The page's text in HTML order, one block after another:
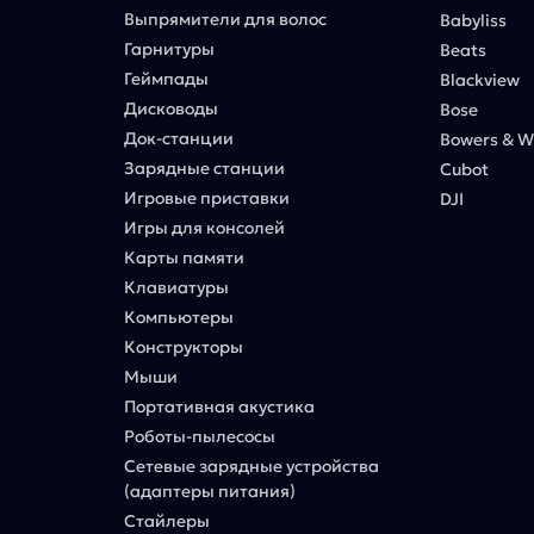
Выпрямители для волос
Гарнитуры
Геймпады
Дисководы
Док-станции
Зарядные станции
Игровые приставки
Игры для консолей
Карты памяти
Клавиатуры
Компьютеры
Конструкторы
Мыши
Портативная акустика
Роботы-пылесосы
Сетевые зарядные устройства
(адаптеры питания)
Стайлеры
Babyliss
Beats
Blackview
Bose
Bowers &
Cubot
DJI